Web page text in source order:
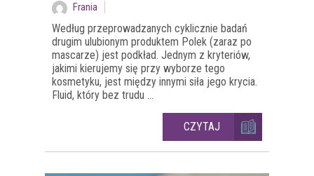
Frania
Według przeprowadzanych cyklicznie badań
drugim ulubionym produktem Polek (zaraz po
mascarze) jest podkład. Jednym z kryteriów,
jakimi kierujemy się przy wyborze tego
kosmetyku, jest między innymi siła jego krycia.
Fluid, który bez trudu ...
CZYTAJ